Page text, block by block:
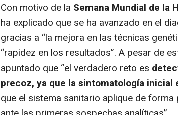
Con motivo de la Semana Mundial de la
ha explicado que se ha avanzado en el
gracias a “la mejora en las técnicas
“rapidez en los resultados”. A pesar de
apuntado que “el verdadero reto es
precoz, ya que la sintomatología
que el sistema sanitario aplique de